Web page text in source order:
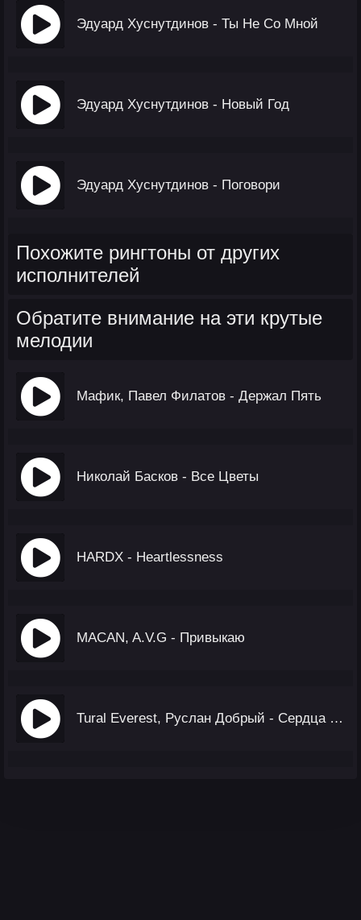
Эдуард Хуснутдинов - Ты Не Со Мной
Эдуард Хуснутдинов - Новый Год
Эдуард Хуснутдинов - Поговори
Похожите рингтоны от других
исполнителей
Обратите внимание на эти крутые
мелодии
Мафик, Павел Филатов - Держал Пять
Николай Басков - Все Цветы
HARDX - Heartlessness
MACAN, A.V.G - Привыкаю
Tural Everest, Руслан Добрый - Сердца Мало